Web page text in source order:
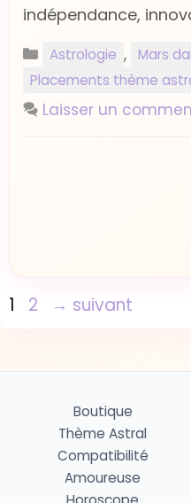
indépendance,
Catégories
Astrologie , Mars
Placements thème
Laisser un
Page
1 Page
2 → suivant
Boutique
Thème Astral
Compatibilité
Amoureuse